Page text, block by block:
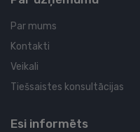
Par mums
Kontakti
Veikali
Tiešsaistes konsultācijas
Esi informēts